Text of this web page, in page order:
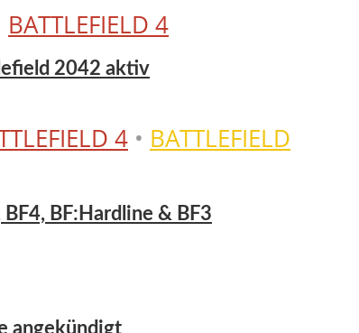
BATTLEFIELD 4
2042 aktiv
4 • BATTLEFIELD
BF:Hardline & BF3
angekündigt